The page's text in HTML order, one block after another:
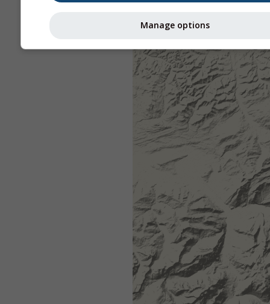
Manage options